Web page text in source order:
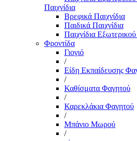
Παιχνίδια
Βρεφικά Παιχνίδια
Παιδικά Παιχνίδια
Παιχνίδια
Φροντίδα
Γιογιό
/
Είδη Εκπαίδευσης
/
Καθίσματα Φαγητού
/
Καρεκλάκια Φαγητού
/
Μπάνιο Μωρού
/